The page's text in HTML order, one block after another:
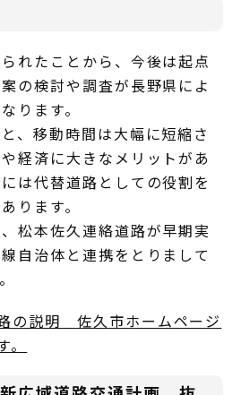
れたことから、今後は起点
の検討や調査が長野県によ
ります。
、移動時間は大幅に短縮さ
経済に大きなメリットがあ
は代替道路としての役割を
ります。
松本佐久連絡道路が早期実
自治体と連携をとりまして
の説明 佐久市ホームページ